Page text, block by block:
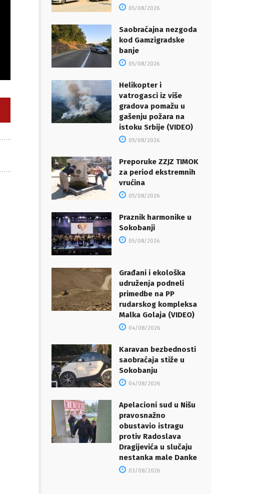
05/08/2026
Saobraćajna nezgoda
kod Gamzigradske
banje
05/08/2026
Helikopter i
vatrogasci iz više
gradova pomažu u
gašenju požara na
istoku Srbije (VIDEO)
05/08/2026
Preporuke ZZJZ TIMOK
za period ekstremnih
vrućina
05/08/2026
Praznik harmonike u
Sokobanji
05/08/2026
Građani i ekološka
udruženja podneli
primedbe na PP
rudarskog kompleksa
Malka Golaja (VIDEO)
04/08/2026
Karavan bezbednosti
saobraćaja stiže u
Sokobanju
04/08/2026
Apelacioni sud u Nišu
pravosnažno
obustavio istragu
protiv Radoslava
Dragijevića u slučaju
nestanka male Danke
03/08/2026